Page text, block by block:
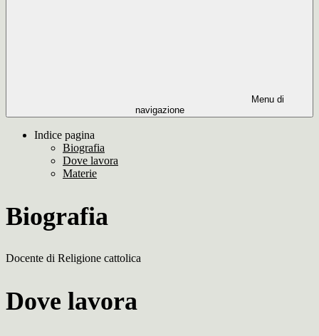
Menu di
navigazione
Indice pagina
Biografia
Dove lavora
Materie
Biografia
Docente di Religione cattolica
Dove lavora